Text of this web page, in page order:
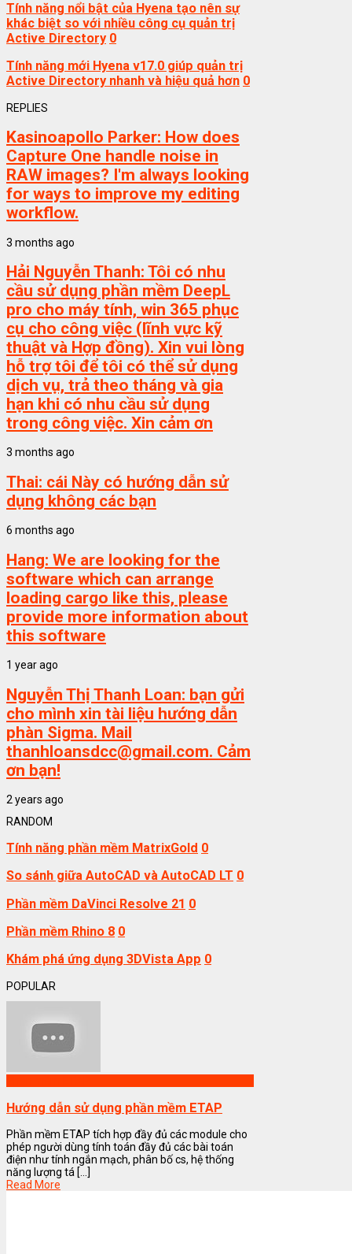
Tính năng nổi bật của Hyena tạo nên sự
khác biệt so với nhiều công cụ quản trị
Active Directory 0
Tính năng mới Hyena v17.0 giúp quản trị
Active Directory nhanh và hiệu quả hơn 0
REPLIES
Kasinoapollo Parker: How does
Capture One handle noise in
RAW images? I'm always looking
for ways to improve my editing
workflow.
3 months ago
Hải Nguyễn Thanh: Tôi có nhu
cầu sử dụng phần mềm DeepL
pro cho máy tính, win 365 phục
cụ cho công việc (lĩnh vực kỹ
thuật và Hợp đồng). Xin vui lòng
hỗ trợ tôi để tôi có thể sử dụng
dịch vụ, trả theo tháng và gia
hạn khi có nhu cầu sử dụng
trong công việc. Xin cảm ơn
3 months ago
Thai: cái Này có hướng dẫn sử
dụng không các bạn
6 months ago
Hang: We are looking for the
software which can arrange
loading cargo like this, please
provide more information about
this software
1 year ago
Nguyễn Thị Thanh Loan: bạn gửi
cho mình xin tài liệu hướng dẫn
phàn Sigma. Mail
thanhloansdcc@gmail.com. Cảm
ơn bạn!
2 years ago
RANDOM
Tính năng phần mềm MatrixGold 0
So sánh giữa AutoCAD và AutoCAD LT 0
Phần mềm DaVinci Resolve 21 0
Phần mềm Rhino 8 0
Khám phá ứng dụng 3DVista App 0
POPULAR
Hướng dẫn sử dụng phần mềm ETAP
Phần mềm ETAP tích hợp đầy đủ các module cho
phép người dùng tính toán đầy đủ các bài toán
điện như tính ngắn mạch, phân bố cs, hệ thống
năng lượng tá [...]
Read More